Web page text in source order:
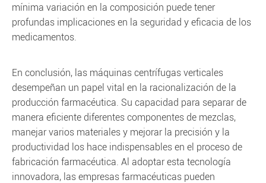
mínima variación en la composición puede tener
profundas implicaciones en la seguridad y eficacia de los
medicamentos.
En conclusión, las máquinas centrífugas verticales
desempeñan un papel vital en la racionalización de la
producción farmacéutica. Su capacidad para separar de
manera eficiente diferentes componentes de mezclas,
manejar varios materiales y mejorar la precisión y la
productividad los hace indispensables en el proceso de
fabricación farmacéutica. Al adoptar esta tecnología
innovadora, las empresas farmacéuticas pueden